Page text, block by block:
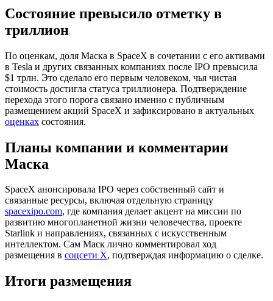
Состояние превысило отметку в
триллион
По оценкам, доля Маска в SpaceX в сочетании с его активами
в Tesla и других связанных компаниях после IPO превысила
$1 трлн. Это сделало его первым человеком, чья чистая
стоимость достигла статуса триллионера. Подтверждение
перехода этого порога связано именно с публичным
размещением акций SpaceX и зафиксировано в актуальных
оценках состояния.
Планы компании и комментарии
Маска
SpaceX анонсировала IPO через собственный сайт и
связанные ресурсы, включая отдельную страницу
spacexipo.com, где компания делает акцент на миссии по
развитию многопланетной жизни человечества, проекте
Starlink и направлениях, связанных с искусственным
интеллектом. Сам Маск лично комментировал ход
размещения в соцсети X, подтверждая информацию о сделке.
Итоги размещения